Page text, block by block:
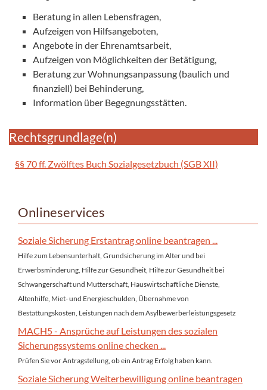
Beratung in allen Lebensfragen,
Aufzeigen von Hilfsangeboten,
Angebote in der Ehrenamtsarbeit,
Aufzeigen von Möglichkeiten der Betätigung,
Beratung zur Wohnungsanpassung (baulich und
finanziell) bei Behinderung,
Information über Begegnungsstätten.
Rechtsgrundlage(n)
§§ 70 ff. Zwölftes Buch Sozialgesetzbuch (SGB XII)
Onlineservices
Soziale Sicherung Erstantrag online beantragen ...
Hilfe zum Lebensunterhalt, Grundsicherung im Alter und bei
Erwerbsminderung, Hilfe zur Gesundheit, Hilfe zur Gesundheit bei
Schwangerschaft und Mutterschaft, Hauswirtschaftliche Dienste,
Altenhilfe, Miet- und Energieschulden, Übernahme von
Bestattungskosten, Leistungen nach dem Asylbewerberleistungsgesetz
MACH5 - Ansprüche auf Leistungen des sozialen
Sicherungssystems online checken ...
Prüfen Sie vor Antragstellung, ob ein Antrag Erfolg haben kann.
Soziale Sicherung Weiterbewilligung online beantragen